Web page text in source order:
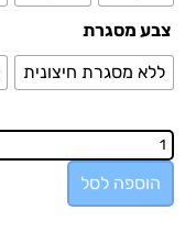
צבע מסגרת
ללא מסגרת חיצונית
הוספה לסל